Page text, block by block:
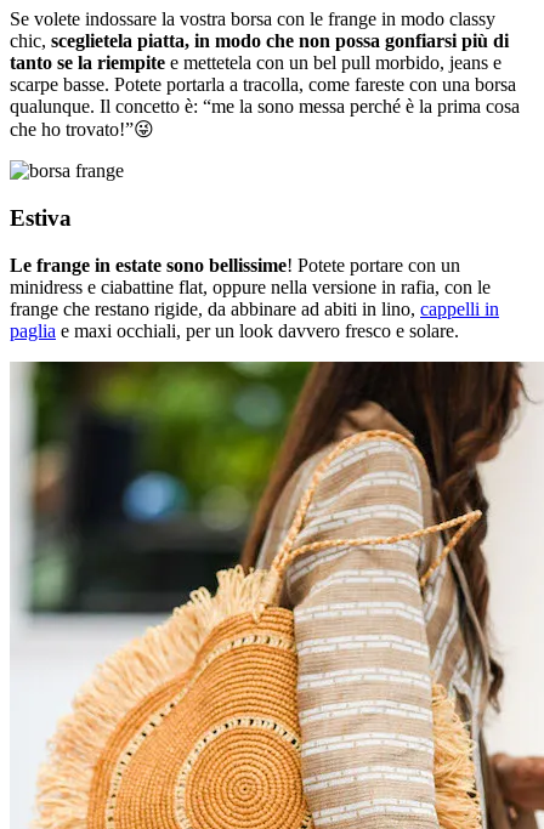
Se volete indossare la vostra borsa con le frange in modo classy
chic, sceglietela piatta, in modo che non possa gonfiarsi più di
tanto se la riempite e mettetela con un bel pull morbido, jeans e
scarpe basse. Potete portarla a tracolla, come fareste con una borsa
qualunque. Il concetto è: “me la sono messa perché è la prima cosa
che ho trovato!”😜
Estiva
Le frange in estate sono bellissime! Potete portare con un
minidress e ciabattine flat, oppure nella versione in rafia, con le
frange che restano rigide, da abbinare ad abiti in lino, cappelli in
paglia e maxi occhiali, per un look davvero fresco e solare.